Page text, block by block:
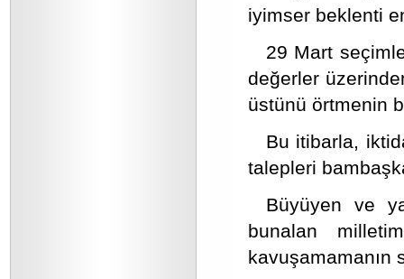
iyimser beklenti
29 Mart
değerler
üstünü örtmenin
Bu itibarla,
talepleri
Büyüyen ve
bunalan
kavuşamamanın